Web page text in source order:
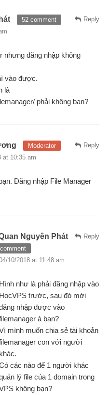
Reply
52 comment
nhưng đăng nhập không
vào được.
là
phải không bạn?
Reply
Moderator
at 10:35 am
Đăng nhập File Manager
Reply
Nguyên Phát
10/2018 at 11:48 am
Hình như là phải đăng nhập vào
HocVPS trước, sau đó mới
nhập được vào
à bạn?
mình muốn chia sẻ tài khoản
con với người
khác.
các nào để 1 người khác
lý file của 1 domain trong
không bạn?